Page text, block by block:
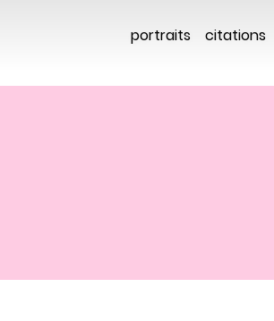
portraits citations